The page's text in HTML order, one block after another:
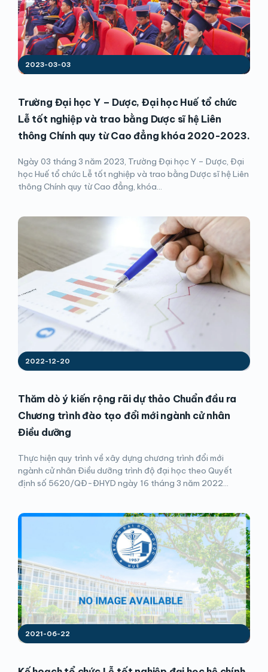
2023-03-03
Trường Đại học Y – Dược, Đại học Huế tổ chức
Lễ tốt nghiệp và trao bằng Dược sĩ hệ Liên
thông Chính quy từ Cao đẳng khóa 2020-2023.
Ngày 03 tháng 3 năm 2023, Trường Đại học Y – Dược, Đại
học Huế tổ chức Lễ tốt nghiệp và trao bằng Dược sĩ hệ Liên
thông Chính quy từ Cao đẳng, khóa...
2022-12-20
Thăm dò ý kiến rộng rãi dự thảo Chuẩn đầu ra
Chương trình đào tạo đổi mới ngành cử nhân
Điều dưỡng
Thực hiện quy trình về xây dựng chương trình đổi mới
ngành cử nhân Điều dưỡng trình độ đại học theo Quyết
định số 5620/QĐ-ĐHYD ngày 16 tháng 3 năm 2022...
2021-06-22